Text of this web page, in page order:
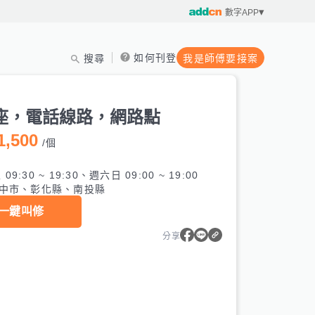
數字APP
搜尋 如何刊登 我是師傅要接案
，電話線路，網路點
/個
09:30 ~ 19:30、週六日 09:00 ~ 19:00
市、彰化縣、南投縣
鍵叫修
分享